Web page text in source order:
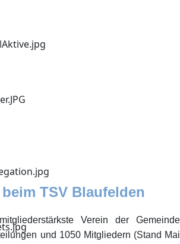
TSV Blaufelden
Verein der Gemeinde
und 1050 Mitgliedern (Stand Mai